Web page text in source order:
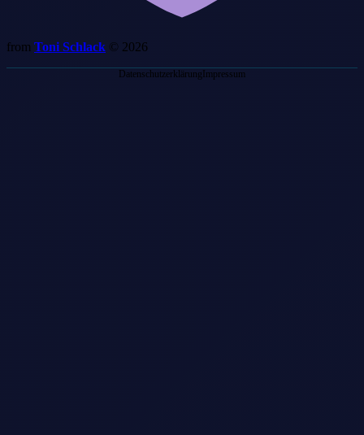
from Toni Schlack © 2026
DatenschutzerklärungImpressum